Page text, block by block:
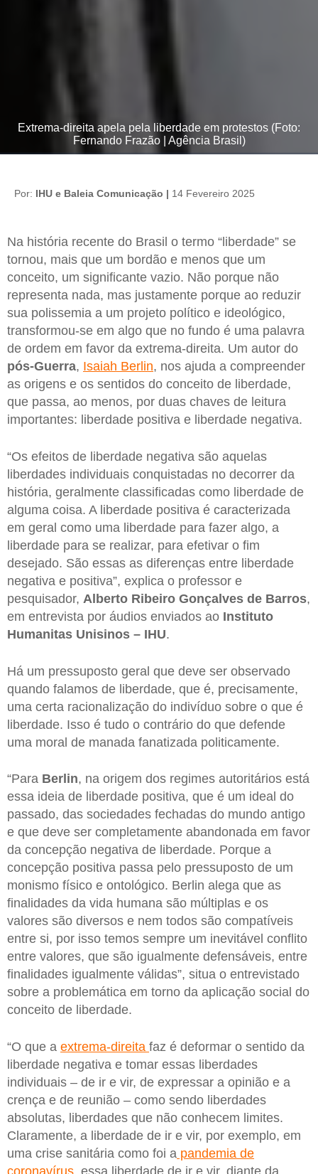
Extrema-direita apela pela liberdade em protestos (Foto:
Fernando Frazão | Agência Brasil)
Por: IHU e Baleia Comunicação | 14 Fevereiro 2025
Na história recente do Brasil o termo “liberdade” se
tornou, mais que um bordão e menos que um
conceito, um significante vazio. Não porque não
representa nada, mas justamente porque ao reduzir
sua polissemia a um projeto político e ideológico,
transformou-se em algo que no fundo é uma palavra
de ordem em favor da extrema-direita. Um autor do
pós-Guerra, Isaiah Berlin, nos ajuda a compreender
as origens e os sentidos do conceito de liberdade,
que passa, ao menos, por duas chaves de leitura
importantes: liberdade positiva e liberdade negativa.
“Os efeitos de liberdade negativa são aquelas
liberdades individuais conquistadas no decorrer da
história, geralmente classificadas como liberdade de
alguma coisa. A liberdade positiva é caracterizada
em geral como uma liberdade para fazer algo, a
liberdade para se realizar, para efetivar o fim
desejado. São essas as diferenças entre liberdade
negativa e positiva”, explica o professor e
pesquisador, Alberto Ribeiro Gonçalves de Barros,
em entrevista por áudios enviados ao Instituto
Humanitas Unisinos – IHU.
Há um pressuposto geral que deve ser observado
quando falamos de liberdade, que é, precisamente,
uma certa racionalização do indivíduo sobre o que é
liberdade. Isso é tudo o contrário do que defende
uma moral de manada fanatizada politicamente.
“Para Berlin, na origem dos regimes autoritários está
essa ideia de liberdade positiva, que é um ideal do
passado, das sociedades fechadas do mundo antigo
e que deve ser completamente abandonada em favor
da concepção negativa de liberdade. Porque a
concepção positiva passa pelo pressuposto de um
monismo físico e ontológico. Berlin alega que as
finalidades da vida humana são múltiplas e os
valores são diversos e nem todos são compatíveis
entre si, por isso temos sempre um inevitável conflito
entre valores, que são igualmente defensáveis, entre
finalidades igualmente válidas”, situa o entrevistado
sobre a problemática em torno da aplicação social do
conceito de liberdade.
“O que a extrema-direita faz é deformar o sentido da
liberdade negativa e tomar essas liberdades
individuais – de ir e vir, de expressar a opinião e a
crença e de reunião – como sendo liberdades
absolutas, liberdades que não conhecem limites.
Claramente, a liberdade de ir e vir, por exemplo, em
uma crise sanitária como foi a pandemia de
coronavírus , essa liberdade de ir e vir, diante da